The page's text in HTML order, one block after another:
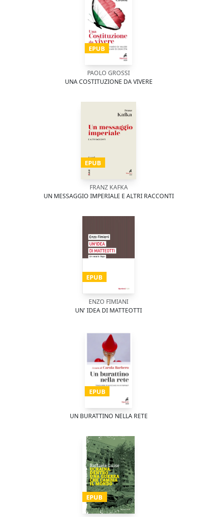
EPUB
PAOLO GROSSI
UNA COSTITUZIONE DA VIVERE
EPUB
FRANZ KAFKA
UN MESSAGGIO IMPERIALE E ALTRI RACCONTI
EPUB
ENZO FIMIANI
UN' IDEA DI MATTEOTTI
EPUB
UN BURATTINO NELLA RETE
EPUB